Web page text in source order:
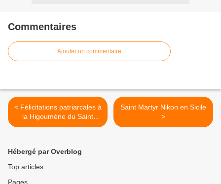
Commentaires
Ajouter un commentaire
< Félicitations patriarcales à
la Higoumène du Saint
Monastère de la Dormition
anniversaire
Saint Martyr Nikon en Sicile
>
Hébergé par Overblog
Top articles
Pages